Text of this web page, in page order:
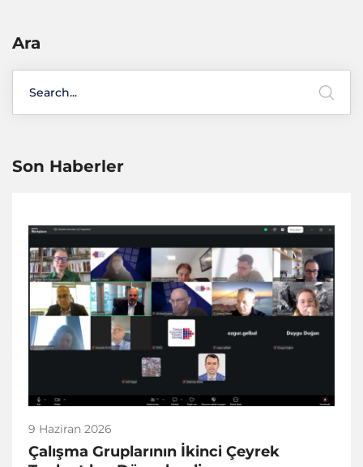
Ara
Son Haberler
9 Haziran 2026
Çalışma Gruplarının İkinci Çeyrek